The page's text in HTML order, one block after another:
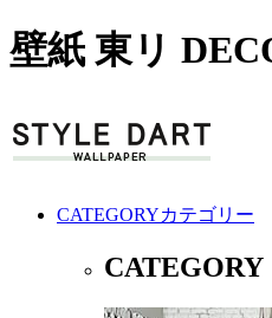
壁紙 東リ
CATEGORYカテゴリー
CATEGORY